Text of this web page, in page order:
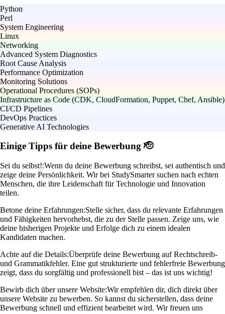
Python
Perl
System Engineering
Linux
Networking
Advanced System Diagnostics
Root Cause Analysis
Performance Optimization
Monitoring Solutions
Operational Procedures (SOPs)
Infrastructure as Code (CDK, CloudFormation, Puppet, Chef, Ansible)
CI/CD Pipelines
DevOps Practices
Generative AI Technologies
Einige Tipps für deine Bewerbung 🫡
Sei du selbst!:Wenn du deine Bewerbung schreibst, sei authentisch und
zeige deine Persönlichkeit. Wir bei StudySmarter suchen nach echten
Menschen, die ihre Leidenschaft für Technologie und Innovation
teilen.
Betone deine Erfahrungen:Stelle sicher, dass du relevante Erfahrungen
und Fähigkeiten hervorhebst, die zu der Stelle passen. Zeige uns, wie
deine bisherigen Projekte und Erfolge dich zu einem idealen
Kandidaten machen.
Achte auf die Details:Überprüfe deine Bewerbung auf Rechtschreib-
und Grammatikfehler. Eine gut strukturierte und fehlerfreie Bewerbung
zeigt, dass du sorgfältig und professionell bist – das ist uns wichtig!
Bewirb dich über unsere Website:Wir empfehlen dir, dich direkt über
unsere Website zu bewerben. So kannst du sicherstellen, dass deine
Bewerbung schnell und effizient bearbeitet wird. Wir freuen uns